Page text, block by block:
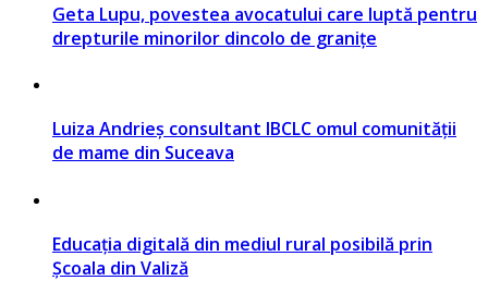
Geta Lupu, povestea avocatului care luptă pentru
drepturile minorilor dincolo de granițe
Luiza Andrieș consultant IBCLC omul comunității
de mame din Suceava
Educația digitală din mediul rural posibilă prin
Școala din Valiză